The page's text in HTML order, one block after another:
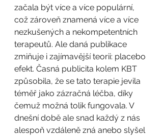
začala být více a více populární,
což zároveň znamená více a více
nezkušených a nekompetentních
terapeutů. Ale daná publikace
zmiňuje i zajímavější teorii: placebo
efekt. Časná publicita kolem KBT
způsobila, že se tato terapie jevila
téměř jako zázračná léčba, díky
čemuž možná tolik fungovala. V
dnešní době ale snad každý z nás
alespoň vzdáleně zná anebo slyšel